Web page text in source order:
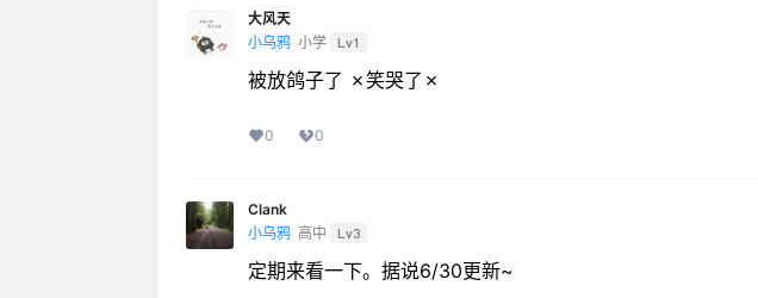
大风天
小乌鸦 小学 Lv1
被放鸽子了 ✗笑哭了✗
0 0
Clank
小乌鸦 高中 Lv3
定期来看一下。据说6/30更新~